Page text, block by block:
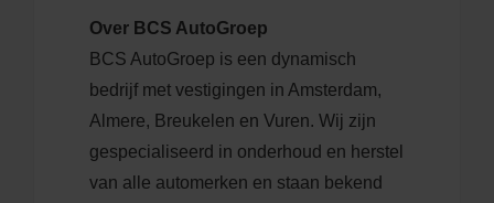
Over BCS AutoGroep
BCS AutoGroep is een dynamisch
bedrijf met vestigingen in Amsterdam,
Almere, Breukelen en Vuren. Wij zijn
gespecialiseerd in onderhoud en herstel
van alle automerken en staan bekend